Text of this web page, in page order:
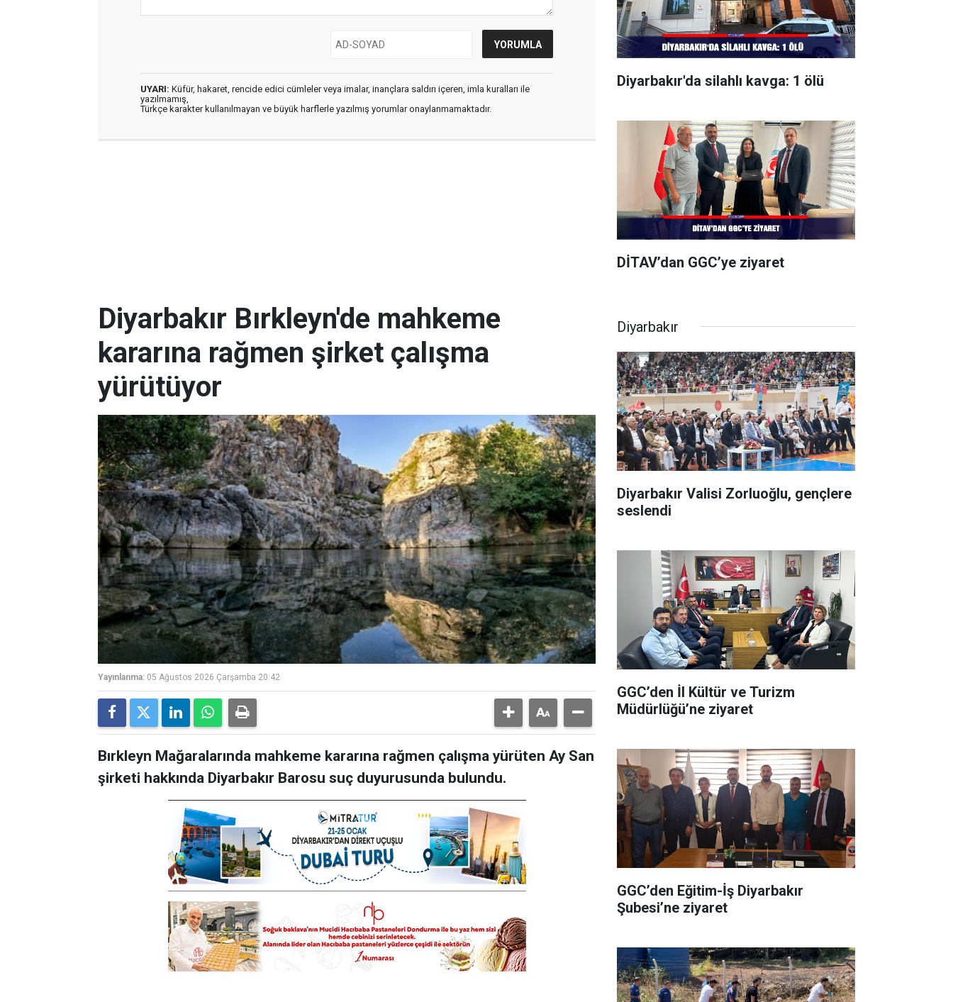
UYARI: Küfür, hakaret, rencide edici cümleler veya imalar, inançlara saldırı içeren, imla kuralları ile
yazılmamış,
Türkçe karakter kullanılmayan ve büyük harflerle yazılmış yorumlar onaylanmamaktadır.
Diyarbakır'da silahlı kavga: 1 ölü
DİTAV’dan GGC’ye ziyaret
Diyarbakır Bırkleyn'de mahkeme
kararına rağmen şirket çalışma
yürütüyor
Yayınlanma: 05 Ağustos 2026 Çarşamba 20:42
Bırkleyn Mağaralarında mahkeme kararına rağmen çalışma yürüten Ay San
şirketi hakkında Diyarbakır Barosu suç duyurusunda bulundu.
Diyarbakır
Diyarbakır Valisi Zorluoğlu, gençlere
seslendi
GGC’den İl Kültür ve Turizm
Müdürlüğü’ne ziyaret
GGC’den Eğitim-İş Diyarbakır
Şubesi’ne ziyaret